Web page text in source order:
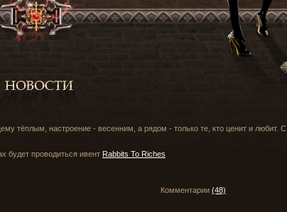
тёплым, настроение - весенним, а рядом - только те, кто ценит и любит. С
будет проводиться ивент Rabbits To Riches
Комментарии (48)